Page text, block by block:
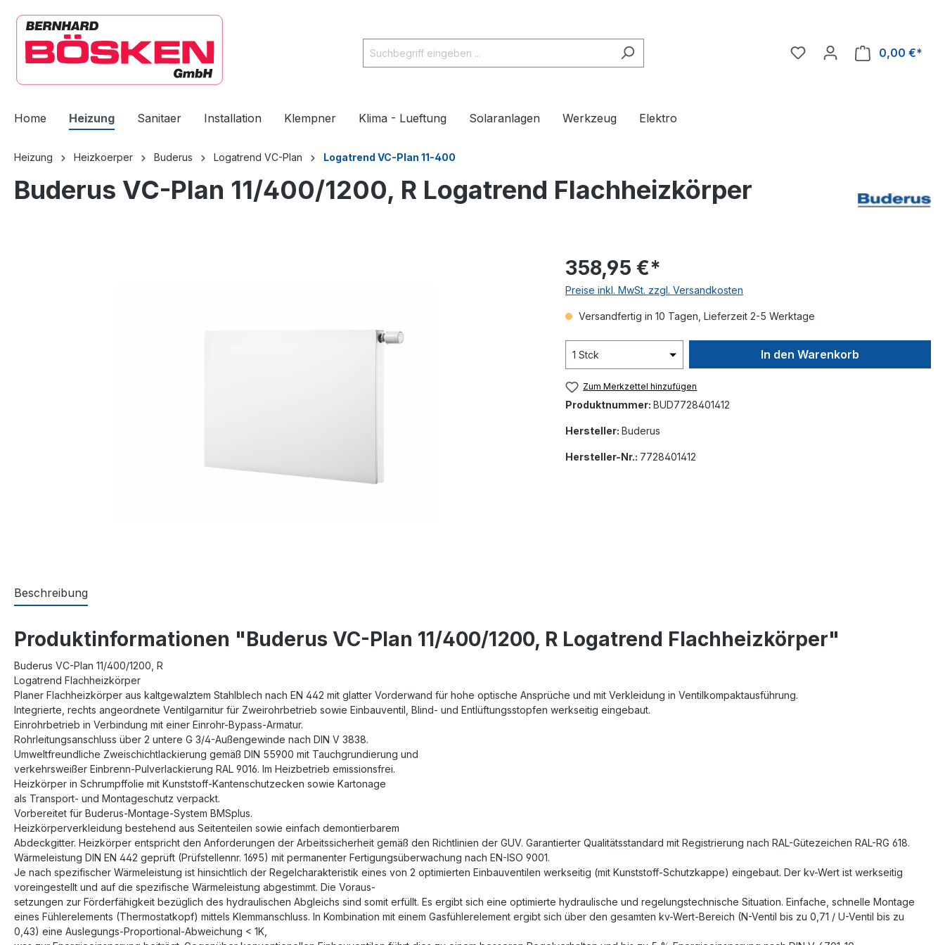
Zur Hauptnavigation springen
0,00 €*
Home Heizung Sanitaer Installation Klempner Klima - Lueftung Solaranlagen Werkzeug Elektro
Heizung Heizkoerper Buderus Logatrend VC-Plan Logatrend VC-Plan 11-400
Buderus VC-Plan 11/400/1200, R Logatrend Flachheizkörper
358,95 €*
Preise inkl. MwSt. zzgl. Versandkosten
Versandfertig in 10 Tagen, Lieferzeit 2-5 Werktage
In den Warenkorb
Zum Merkzettel hinzufügen
Produktnummer: BUD7728401412
Hersteller: Buderus
Hersteller-Nr.: 7728401412
Beschreibung
Produktinformationen "Buderus VC-Plan 11/400/1200, R Logatrend Flachheizkörper"
Buderus VC-Plan 11/400/1200, R
Logatrend Flachheizkörper
Planer Flachheizkörper aus kaltgewalztem Stahlblech nach EN 442 mit glatter Vorderwand für hohe optische Ansprüche und mit Verkleidung in Ventilkompaktausführung.
Integrierte, rechts angeordnete Ventilgarnitur für Zweirohrbetrieb sowie Einbauventil, Blind- und Entlüftungsstopfen werkseitig eingebaut.
Einrohrbetrieb in Verbindung mit einer Einrohr-Bypass-Armatur.
Rohrleitungsanschluss über 2 untere G 3/4-Außengewinde nach DIN V 3838.
Umweltfreundliche Zweischichtlackierung gemäß DIN 55900 mit Tauchgrundierung und
verkehrsweißer Einbrenn-Pulverlackierung RAL 9016. Im Heizbetrieb emissionsfrei.
Heizkörper in Schrumpffolie mit Kunststoff-Kantenschutzecken sowie Kartonage
als Transport- und Montageschutz verpackt.
Vorbereitet für Buderus-Montage-System BMSplus.
Heizkörperverkleidung bestehend aus Seitenteilen sowie einfach demontierbarem
Abdeckgitter. Heizkörper entspricht den Anforderungen der Arbeitssicherheit gemäß den Richtlinien der GUV. Garantierter Qualitätsstandard mit Registrierung nach RAL-Gütezeichen RAL-RG 618.
Wärmeleistung DIN EN 442 geprüft (Prüfstellennr. 1695) mit permanenter Fertigungsüberwachung nach EN-ISO 9001.
Je nach spezifischer Wärmeleistung ist hinsichtlich der Regelcharakteristik eines von 2 optimierten Einbauventilen werkseitig (mit Kunststoff-Schutzkappe) eingebaut. Der kv-Wert ist werkseitig
voreingestellt und auf die spezifische Wärmeleistung abgestimmt. Die Voraus-
setzungen zur Förderfähigkeit bezüglich des hydraulischen Abgleichs sind somit erfüllt. Es ergibt sich eine optimierte hydraulische und regelungstechnische Situation. Einfache, schnelle Montage
eines Fühlerelements (Thermostatkopf) mittels Klemmanschluss. In Kombination mit einem Gasfühlerelement ergibt sich über den gesamten kv-Wert-Bereich (N-Ventil bis zu 0,71 / U-Ventil bis zu
0,43) eine Auslegungs-Proportional-Abweichung < 1K,